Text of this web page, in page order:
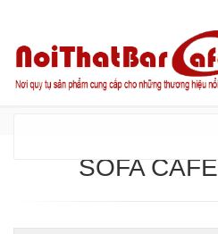
SOFA CAFE